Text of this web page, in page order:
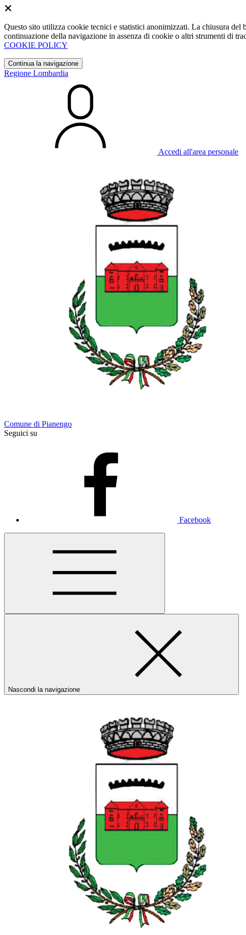
Questo sito utilizza cookie tecnici e statistici anonimizzati. La chiusura
continuazione della navigazione in assenza di cookie o altri strumenti di
COOKIE POLICY
Continua la navigazione
Regione Lombardia
Accedi all'area personale
Comune di Pianengo
Seguici su
Facebook
Nascondi la navigazione